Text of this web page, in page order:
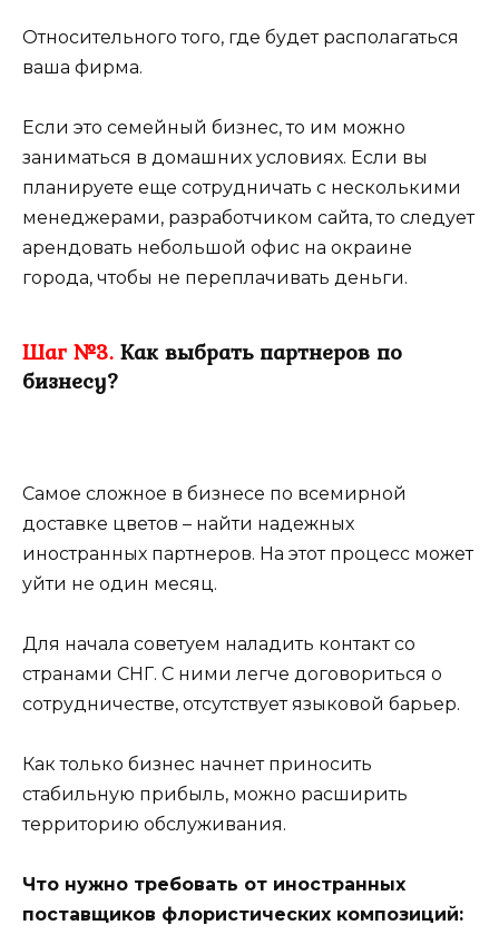
Относительного того, где будет располагаться
ваша фирма.
Если это семейный бизнес, то им можно
заниматься в домашних условиях. Если вы
планируете еще сотрудничать с несколькими
менеджерами, разработчиком сайта, то следует
арендовать небольшой офис на окраине
города, чтобы не переплачивать деньги.
Шаг №3. Как выбрать партнеров по
бизнесу?
Самое сложное в бизнесе по всемирной
доставке цветов – найти надежных
иностранных партнеров. На этот процесс может
уйти не один месяц.
Для начала советуем наладить контакт со
странами СНГ. С ними легче договориться о
сотрудничестве, отсутствует языковой барьер.
Как только бизнес начнет приносить
стабильную прибыль, можно расширить
территорию обслуживания.
Что нужно требовать от иностранных
поставщиков флористических композиций: